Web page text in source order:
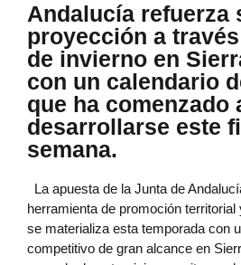
Andalucía refuerza
proyección a
de invierno en
con un calendario
que ha comenzado
desarrollarse este
semana.
La apuesta de la Junta de
herramienta de promoción
se materializa esta temporada con
competitivo de gran alcance en